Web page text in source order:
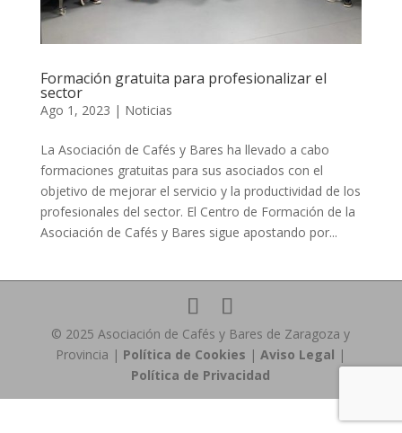
Formación gratuita para profesionalizar el
sector
Ago 1, 2023 | Noticias
La Asociación de Cafés y Bares ha llevado a cabo
formaciones gratuitas para sus asociados con el
objetivo de mejorar el servicio y la productividad de los
profesionales del sector. El Centro de Formación de la
Asociación de Cafés y Bares sigue apostando por...
© 2025 Asociación de Cafés y Bares de Zaragoza y
Provincia | Política de Cookies |Aviso Legal |
Política de Privacidad